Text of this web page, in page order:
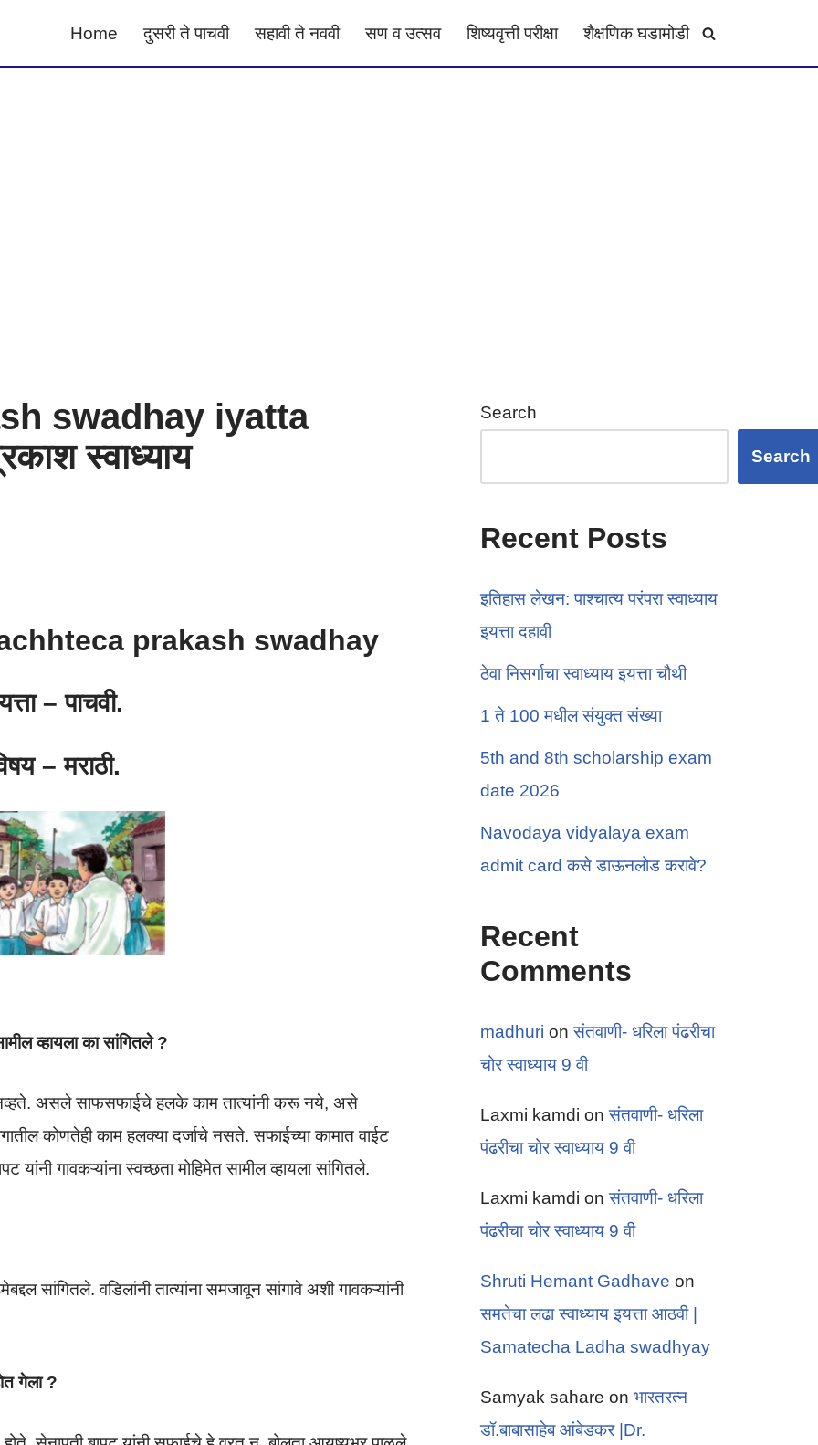
Home दुसरी ते पाचवी सहावी ते नववी सण व उत्सव शिष्यवृत्ती परीक्षा शैक्षणिक घडामोडी
swadhay iyatta
स्वाध्याय
prakash swadhay
– पाचवी.
– मराठी.
व्हायला का सांगितले ?
नव्हते. असले साफसफाईचे हलके काम तात्यांनी करू नये, असे
कोणतेही काम हलक्या दर्जाचे नसते. सफाईच्या कामात वाईट
यांनी गावकऱ्यांना स्वच्छता मोहिमेत सामील व्हायला सांगितले.
सांगितले. वडिलांनी तात्यांना समजावून सांगावे अशी गावकऱ्यांनी
गेला ?
Search
Search
Recent Posts
इतिहास लेखन: पाश्चात्य परंपरा स्वाध्याय
इयत्ता दहावी
ठेवा निसर्गाचा स्वाध्याय इयत्ता चौथी
1 ते 100 मधील संयुक्त संख्या
5th and 8th scholarship exam
date 2026
Navodaya vidyalaya exam
admit card कसे डाऊनलोड करावे?
Recent
Comments
madhuri onसंतवाणी- धरिला पंढरीचा
चोर स्वाध्याय 9 वी
Laxmi kamdi onसंतवाणी- धरिला
पंढरीचा चोर स्वाध्याय 9 वी
Laxmi kamdi onसंतवाणी- धरिला
पंढरीचा चोर स्वाध्याय 9 वी
Shruti Hemant Gadhave on
समतेचा लढा स्वाध्याय इयत्ता आठवी |
Samatecha Ladha swadhyay
Samyak sahare onभारतरत्न
डॉ.बाबासाहेब आंबेडकर |Dr.